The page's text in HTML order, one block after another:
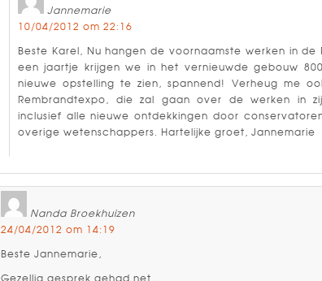
Jannemarie
10/04/2012 om 22:16
Beste Karel, Nu hangen de voornaamste werken in de
een jaartje krijgen we in het vernieuwde gebouw
nieuwe opstelling te zien, spannend! Verheug me
Rembrandtexpo, die zal gaan over de werken in
inclusief alle nieuwe ontdekkingen door
overige wetenschappers. Hartelijke groet, Jannemarie
Nanda Broekhuizen
24/04/2012 om 14:19
Beste Jannemarie,
Gezellig gesprek gehad net.